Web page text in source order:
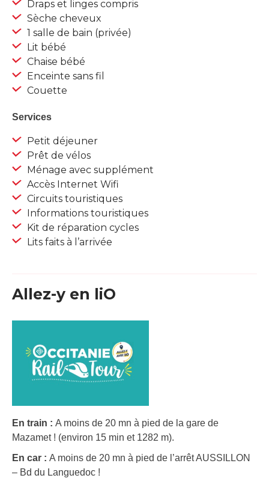
Draps et linges compris
Sèche cheveux
1 salle de bain (privée)
Lit bébé
Chaise bébé
Enceinte sans fil
Couette
Services
Petit déjeuner
Prêt de vélos
Ménage avec supplément
Accès Internet Wifi
Circuits touristiques
Informations touristiques
Kit de réparation cycles
Lits faits à l’arrivée
Allez-y en liO
En train : A moins de 20 mn à pied de la gare de
Mazamet ! (environ 15 min et 1282 m).
En car : A moins de 20 mn à pied de l’arrêt AUSSILLON
– Bd du Languedoc !